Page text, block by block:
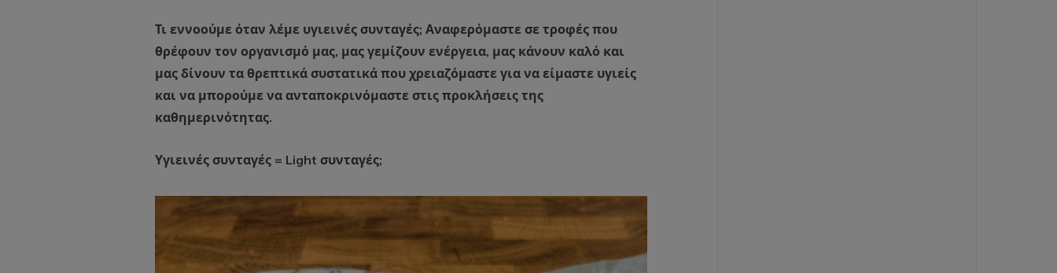
Τι εννοούμε όταν λέμε υγιεινές συνταγές; Αναφερόμαστε σε τροφές που
θρέφουν τον οργανισμό μας, μας γεμίζουν ενέργεια, μας κάνουν καλό και
μας δίνουν τα θρεπτικά συστατικά που χρειαζόμαστε για να είμαστε υγιείς
και να μπορούμε να ανταποκρινόμαστε στις προκλήσεις της
καθημερινότητας.
Υγιεινές συνταγές = Light συνταγές;